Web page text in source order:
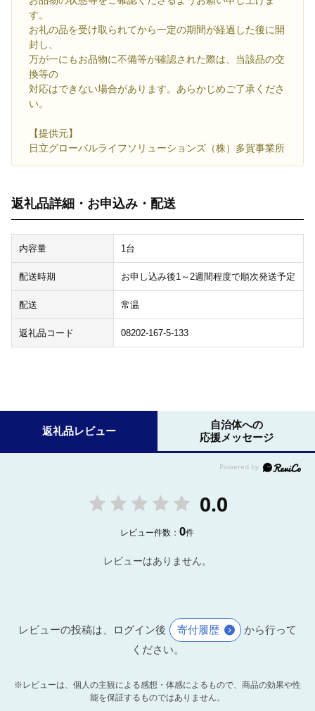
す。
お礼の品を受け取られてから一定の期間が経過した後に開
封し、
万が一にもお品物に不備等が確認された際は、当該品の交
換等の
対応はできない場合があります。あらかじめご了承くださ
い。
【提供元】
日立グローバルライフソリューションズ（株）多賀事業所
返礼品詳細・お申込み・配送
内容量 1台
配送時期 お申し込み後1～2週間程度で順次発送予定
配送 常温
返礼品コード 08202-167-5-133
返礼品レビュー
自治体への
応援メッセージ
0.0
レビュー件数：0件
レビューはありません。
レビューの投稿は、ログイン後 寄付履歴
から行って
ください。
※レビューは、個人の主観による感想・体感によるもので、商品の効果や性
能を保証するものではありません。